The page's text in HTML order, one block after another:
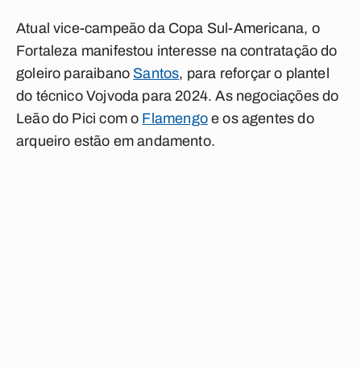
Atual vice-campeão da Copa Sul-Americana, o
Fortaleza manifestou interesse na contratação do
goleiro paraibano Santos, para reforçar o plantel
do técnico Vojvoda para 2024. As negociações do
Leão do Pici com o Flamengoe os agentes do
arqueiro estão em andamento.